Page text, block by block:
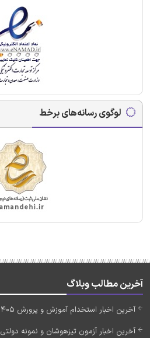
لوگوی رسانه‌های برخط
آخرین مطالب وبلاگ
آخرین اخبار استخدام آموزش و پرورش 1405 (به زودی)
آخرین اخبار آزمون تیزهوشان و نمونه دولتی